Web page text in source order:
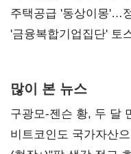
진실 밝혀야"
주택공급 '동상이몽'…
'금융복합기업집단' 토
많이 본 뉴스
구광모-젠슨 황, 두 달
비트코인도 국가자산